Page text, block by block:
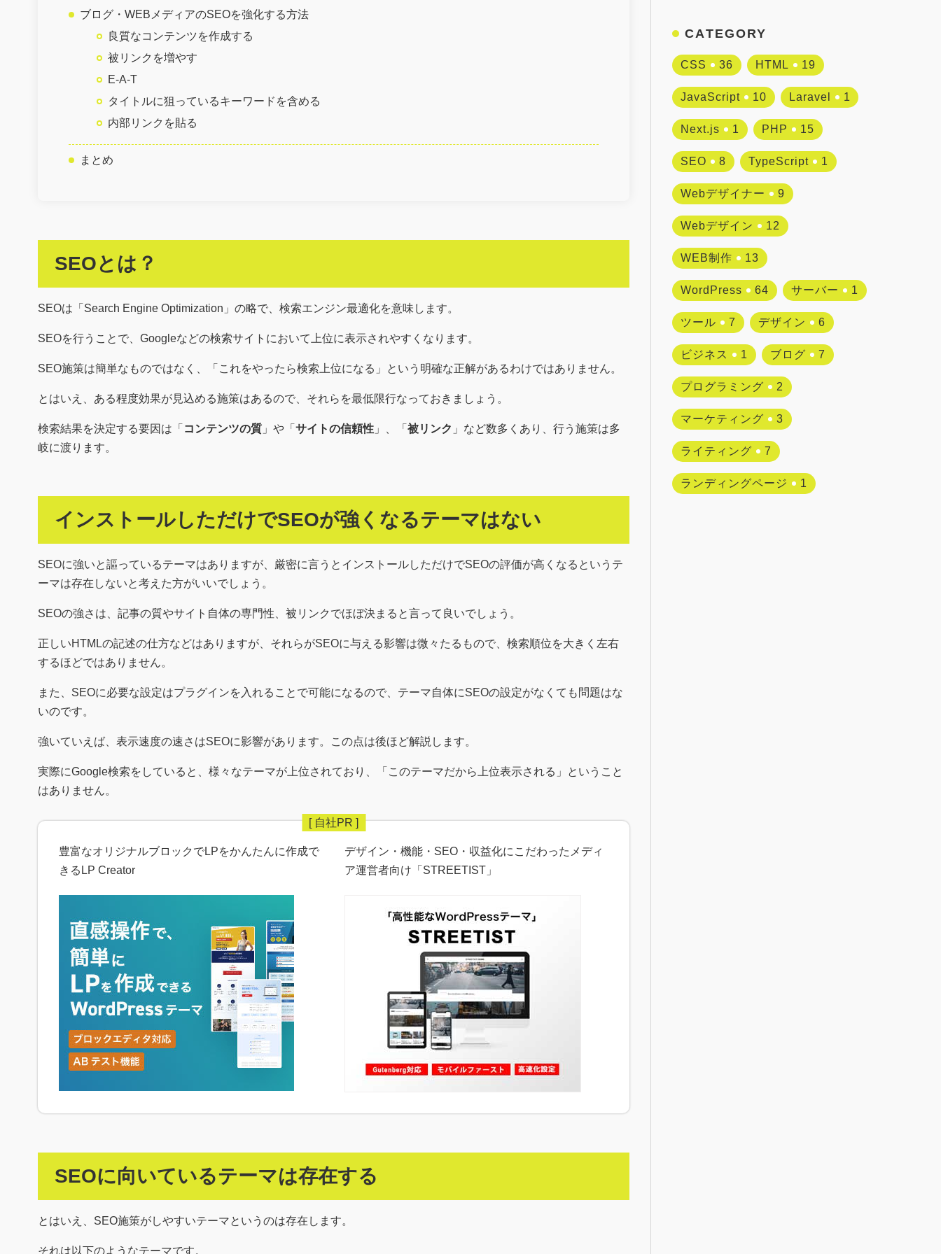
ブログ・WEBメディアのSEOを強化する方法
良質なコンテンツを作成する
被リンクを増やす
E-A-T
タイトルに狙っているキーワードを含める
内部リンクを貼る
まとめ
SEOとは？
SEOは「Search Engine Optimization」の略で、検索エンジン最適化を意味します。
SEOを行うことで、Googleなどの検索サイトにおいて上位に表示されやすくなります。
SEO施策は簡単なものではなく、「これをやったら検索上位になる」という明確な正解があるわけではありません。
とはいえ、ある程度効果が見込める施策はあるので、それらを最低限行なっておきましょう。
検索結果を決定する要因は「 コンテンツの質」や「 サイトの信頼性」、「 被リンク 」など数多くあり、行う施策は多
岐に渡ります。
インストールしただけでSEOが強くなるテーマはない
SEOに強いと謳っているテーマはありますが、厳密に言うとインストールしただけでSEOの評価が高くなるというテ
ーマは存在しないと考えた方がいいでしょう。
SEOの強さは、記事の質やサイト自体の専門性、被リンクでほぼ決まると言って良いでしょう。
正しいHTMLの記述の仕方などはありますが、それらがSEOに与える影響は微々たるもので、検索順位を大きく左右
するほどではありません。
また、SEOに必要な設定はプラグインを入れることで可能になるので、テーマ自体にSEOの設定がなくても問題はな
いのです。
強いていえば、表示速度の速さはSEOに影響があります。この点は後ほど解説します。
実際にGoogle検索をしていると、様々なテーマが上位されており、「このテーマだから上位表示される」ということ
はありません。
豊富なオリジナルブロックでLPをかんたんに作成で
きるLP Creator
デザイン・機能・SEO・収益化にこだわったメディ
ア運営者向け「STREETIST」
SEOに向いているテーマは存在する
とはいえ、SEO施策がしやすいテーマというのは存在します。
それは以下のようなテーマです。
CATEGORY
CSS 36 HTML 19
JavaScript 10 Laravel 1
Next.js 1 PHP 15
SEO 8 TypeScript 1
Webデザイナー 9
Webデザイン 12
WEB制作 13
WordPress 64 サーバー 1
ツール 7 デザイン 6
ビジネス 1 ブログ 7
プログラミング 2
マーケティング 3
ライティング 7
ランディングページ 1